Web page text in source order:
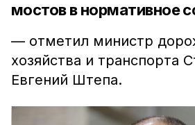
мостов в нормативное
— отметил министр
хозяйства и транспорта
Евгений Штепа.